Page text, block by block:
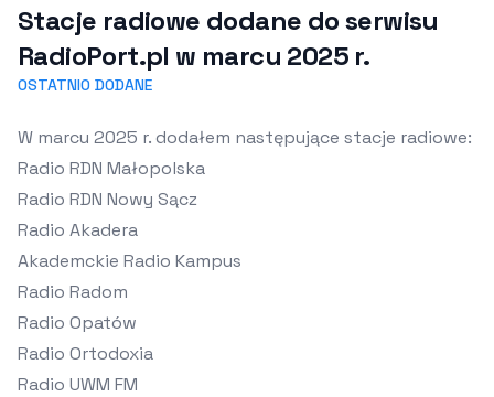
Stacje radiowe dodane do serwisu
RadioPort.pl w marcu 2025 r.
OSTATNIO DODANE
W marcu 2025 r. dodałem następujące stacje radiowe:
Radio RDN Małopolska
Radio RDN Nowy Sącz
Radio Akadera
Akademckie Radio Kampus
Radio Radom
Radio Opatów
Radio Ortodoxia
Radio UWM FM